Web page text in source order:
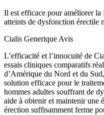
Il est efficace pour améliorer
atteints de dysfonction érectile
Cialis Generique Avis
L’efficacité et l’innocuité de
essais cliniques comparatifs
d’Amérique du Nord et du
solution efficace pour le
hommes adultes souffrant de
aide à obtenir et maintenir une
érection suffisamment ferme